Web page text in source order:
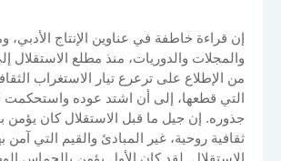
إن قراءة خاطفة في عناوين الإنتاج
والمجلات والدوريات، منذ مطلع الاستقلال
من الإطلاع على ترعرع تيار الاستغراب
التي قطعها، إلى أن اشتد عوده
جذوره. إن جيل ما قبل الاستقلال كان يؤمن
ثقافية روحية، غير المبادئ والقيم التي آمن
الاستقلال. لقد كان الأول يؤمن بالحماس